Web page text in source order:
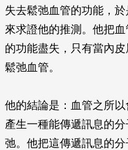
失去鬆弛血管的功能，
來求證他的推測。他把
的功能盡失，只有當內
鬆弛血管。
他的結論是：血管之所
產生一種能傳遞訊息的
弛。他把這傳遞訊息的